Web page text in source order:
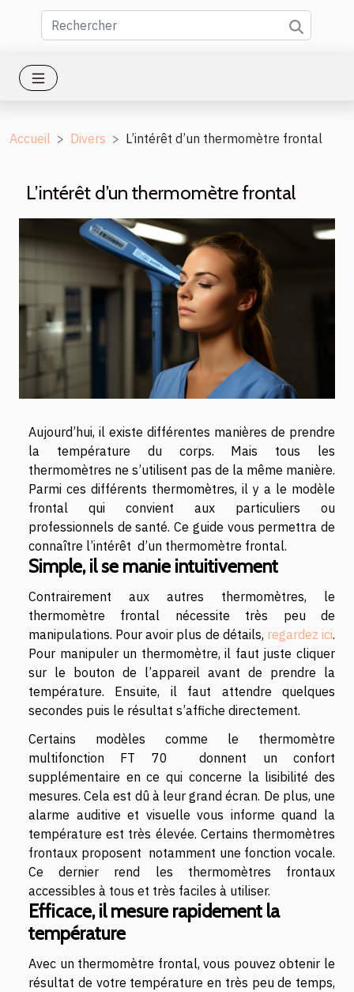
Accueil Divers L’intérêt d’un thermomètre frontal
L’intérêt d’un thermomètre frontal
Aujourd’hui, il existe différentes manières de prendre
la température du corps. Mais tous les
thermomètres ne s’utilisent pas de la même manière.
Parmi ces différents thermomètres, il y a le modèle
frontal qui convient aux particuliers ou
professionnels de santé. Ce guide vous permettra de
connaître l’intérêt d’un thermomètre frontal.
Simple, il se manie intuitivement
Contrairement aux autres thermomètres, le
thermomètre frontal nécessite très peu de
manipulations. Pour avoir plus de détails, regardez ici.
Pour manipuler un thermomètre, il faut juste cliquer
sur le bouton de l’appareil avant de prendre la
température. Ensuite, il faut attendre quelques
secondes puis le résultat s’affiche directement.
Certains modèles comme le thermomètre
multifonction FT 70 donnent un confort
supplémentaire en ce qui concerne la lisibilité des
mesures. Cela est dû à leur grand écran. De plus, une
alarme auditive et visuelle vous informe quand la
température est très élevée. Certains thermomètres
frontaux proposent notamment une fonction vocale.
Ce dernier rend les thermomètres frontaux
accessibles à tous et très faciles à utiliser.
Efficace, il mesure rapidement la
température
Avec un thermomètre frontal, vous pouvez obtenir le
résultat de votre température en très peu de temps,